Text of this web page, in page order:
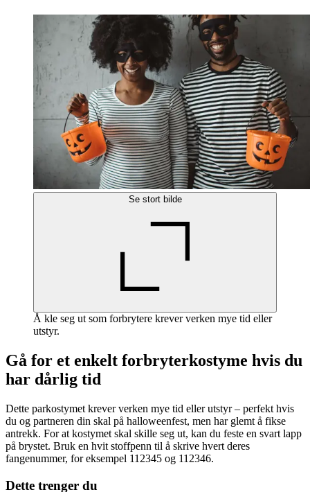
Se stort bilde
Å kle seg ut som forbrytere krever verken mye tid eller
utstyr.
Gå for et enkelt forbryterkostyme hvis du
har dårlig tid
Dette parkostymet krever verken mye tid eller utstyr – perfekt hvis
du og partneren din skal på halloweenfest, men har glemt å fikse
antrekk. For at kostymet skal skille seg ut, kan du feste en svart lapp
på brystet. Bruk en hvit stoffpenn til å skrive hvert deres
fangenummer, for eksempel 112345 og 112346.
Dette trenger du